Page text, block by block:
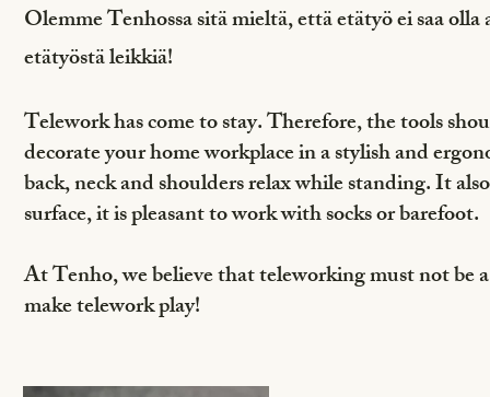
Olemme Tenhossa sitä mieltä, että etätyö ei saa
etätyöstä leikkiä!
Telework has come to stay. Therefore, the tools
decorate your home workplace in a stylish and
back, neck and shoulders relax while standing. It
surface, it is pleasant to work with socks or barefoot.
At Tenho, we believe that teleworking must not be
make telework play!